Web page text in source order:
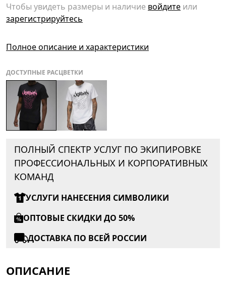
Чтобы увидеть размеры и наличие войдите или
зарегистрируйтесь
Полное описание и характеристики
ДОСТУПНЫЕ РАСЦВЕТКИ
ПОЛНЫЙ СПЕКТР УСЛУГ ПО ЭКИПИРОВКЕ
ПРОФЕССИОНАЛЬНЫХ И КОРПОРАТИВНЫХ
КОМАНД
УСЛУГИ НАНЕСЕНИЯ СИМВОЛИКИ
ОПТОВЫЕ СКИДКИ ДО 50%
ДОСТАВКА ПО ВСЕЙ РОССИИ
ОПИСАНИЕ